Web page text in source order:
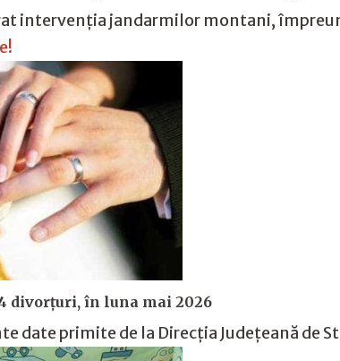
intervenția jandarmilor montani,
divorțuri, în luna mai 2026
date primite de la Direcția Județeană de